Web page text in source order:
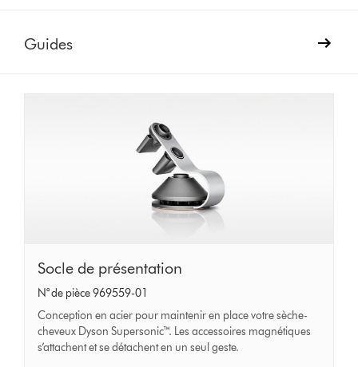
Guides
Socle
de
présentation
Socle de présentation
N° de pièce 969559-01
Conception en acier pour maintenir en place votre sèche-
cheveux Dyson Supersonic™. Les accessoires magnétiques
s’attachent et se détachent en un seul geste.